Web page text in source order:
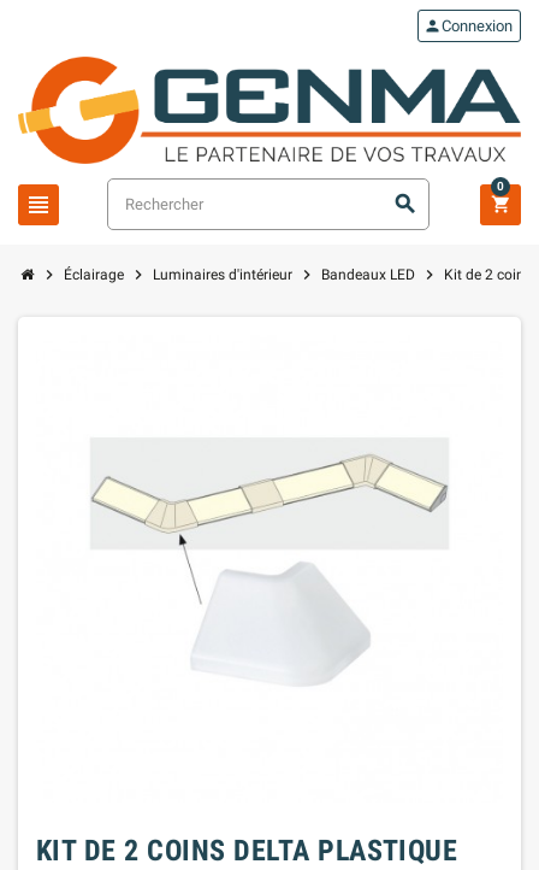
view_headline search
personConnexion
shopping_cart
0
chevron_right Éclairage chevron_right Luminaires d'intérieur chevron_right Bandeaux LED chevron_right Kit de 2 coins
KIT DE 2 COINS DELTA PLASTIQUE